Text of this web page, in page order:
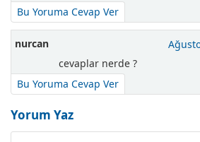
Bu Yoruma Cevap Ver
nurcan
cevaplar nerde ?
Bu Yoruma Cevap Ver
Yorum Yaz